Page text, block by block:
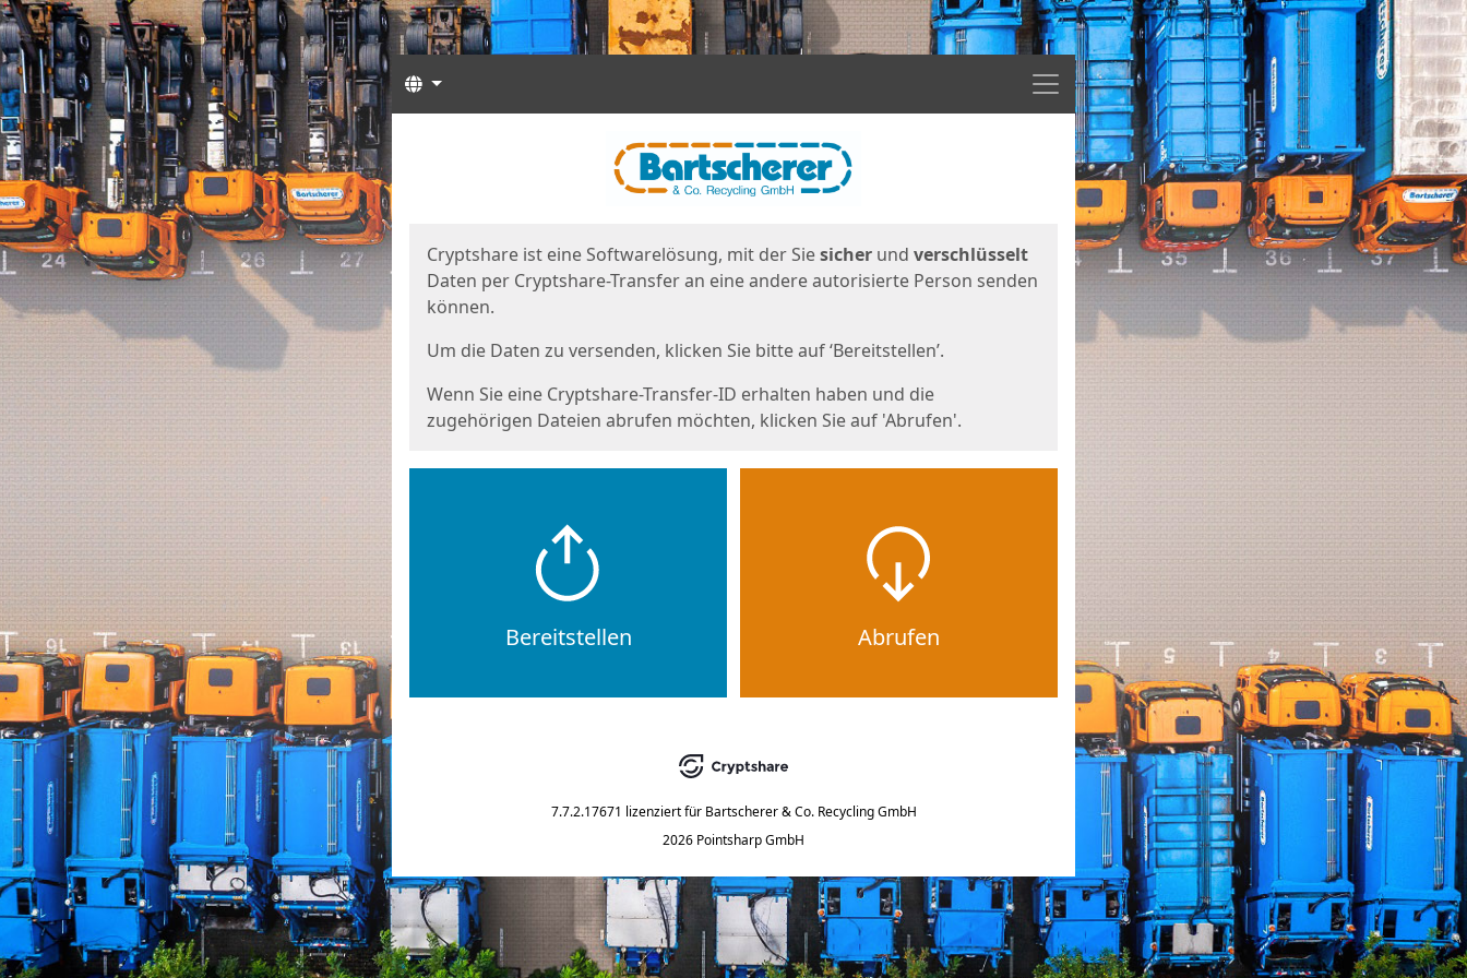
Menü
Sprachen
Cryptshare ist eine Softwarelösung, mit der Siesicher und verschlüsselt
Daten per Cryptshare-Transfer an eine andere autorisierte Person senden
können.
Um die Daten zu versenden, klicken Sie bitte auf ‘Bereitstellen’.
Wenn Sie eine Cryptshare-Transfer-ID erhalten haben und die
zugehörigen Dateien abrufen möchten, klicken Sie auf 'Abrufen'.
Bereitstellen Abrufen
7.7.2.17671 lizenziert für Bartscherer & Co. Recycling GmbH
2026 Pointsharp GmbH